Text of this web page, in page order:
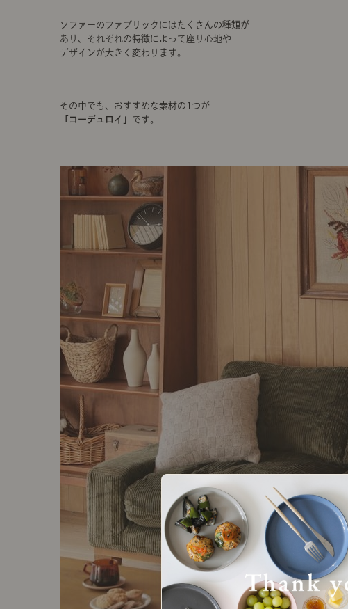
ソファーのファブリックにはたくさんの種類が
あり、それぞれの特徴によって座り心地や
デザインが大きく変わります。
その中でも、おすすめな素材の1つが
「コーデュロイ」 です。